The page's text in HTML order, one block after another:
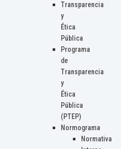
Transparencia
y
Ética
Pública
Programa
de
Transparencia
y
Ética
Pública
(PTEP)
Normograma
Normativa